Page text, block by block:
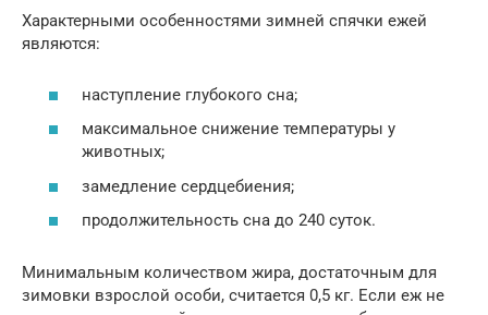
Характерными особенностями зимней спячки ежей
являются:
наступление глубокого сна;
максимальное снижение температуры у
животных;
замедление сердцебиения;
продолжительность сна до 240 суток.
Минимальным количеством жира, достаточным для
зимовки взрослой особи, считается 0,5 кг. Если еж не